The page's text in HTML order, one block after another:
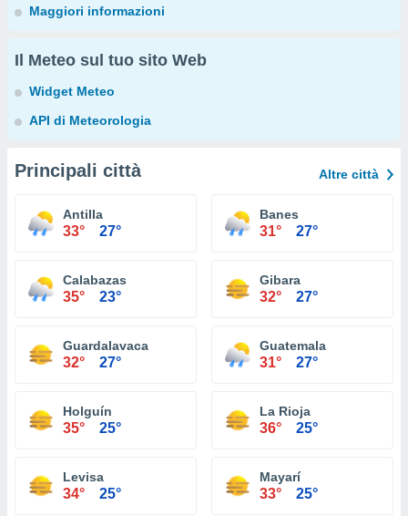
Maggiori informazioni
Il Meteo sul tuo sito Web
Widget Meteo
API di Meteorologia
Principali città Altre città
Antilla
33° 27°
Banes
31° 27°
Calabazas
35° 23°
Gibara
32° 27°
Guardalavaca
32° 27°
Guatemala
31° 27°
Holguín
35° 25°
La Rioja
36° 25°
Levisa
34° 25°
Mayarí
33° 25°